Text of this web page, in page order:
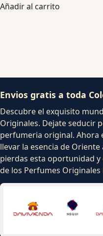
Añadir al carrito
Envios gratis a toda
Descubre el exquisito
Originales. Dejate seducir
perfumeria original. Ahora
llevar la esencia de
pierdas esta oportunidad
de los Perfumes Originales